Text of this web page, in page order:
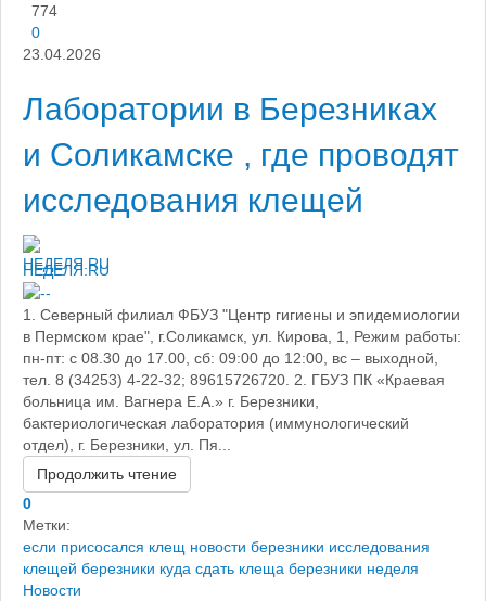
774
0
23.04.2026
Лаборатории в Березниках
и Соликамске , где проводят
исследования клещей
НЕДЕЛЯ.RU
1. Северный филиал ФБУЗ "Центр гигиены и эпидемиологии
в Пермском крае", г.Соликамск, ул. Кирова, 1, Режим работы:
пн-пт: с 08.30 до 17.00, сб: 09:00 до 12:00, вс – выходной,
тел. 8 (34253) 4-22-32; 89615726720. 2. ГБУЗ ПК «Краевая
больница им. Вагнера Е.А.» г. Березники,
бактериологическая лаборатория (иммунологический
отдел), г. Березники, ул. Пя...
Продолжить чтение
0
Метки:
если присосался клещ новости березники исследования
клещей березники куда сдать клеща березники неделя
Новости